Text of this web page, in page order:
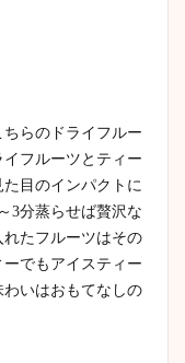
らのドライフルー
フルーツとティー
目のインパクトに
3分蒸らせば贅沢な
たフルーツはその
でもアイスティー
いはおもてなしの